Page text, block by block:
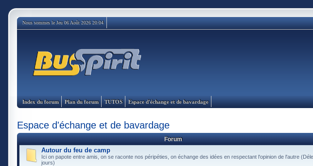
Nous sommes le Jeu 06 Août 2026 20:04
Index du forum Plan du forum TUTOS Espace d'échange et de bavardage
Espace d'échange et de bavardage
Forum
Autour du feu de camp
Ici on papote entre amis, on se raconte nos péripéties, on échange des idées en respectant l'opinion de l'autre
jours)